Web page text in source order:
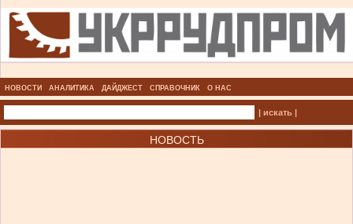
НОВОСТИ АНАЛИТИКА ДАЙДЖЕСТ СПРАВОЧНИК О НАС
| искать |
НОВОСТЬ